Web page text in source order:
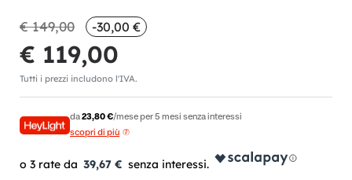
€ 149,00 -30,00 €
€ 119,00
Tutti i prezzi includono l'IVA.
da23,80 €/mese per 5 mesi senza interessi
scopri di più
39,67 €